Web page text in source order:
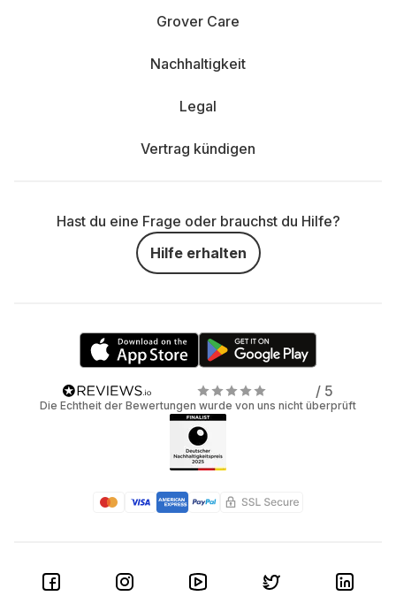
Grover Care
Nachhaltigkeit
Legal
Vertrag kündigen
Hast du eine Frage oder brauchst du Hilfe?
Hilfe erhalten
/ 5
Die Echtheit der Bewertungen wurde von uns nicht überprüft